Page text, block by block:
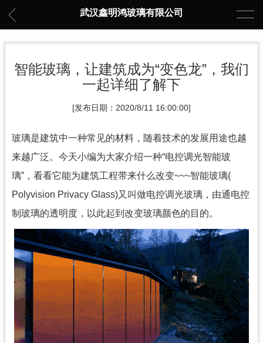
武汉鑫明鸿玻璃有限公司
智能玻璃，让建筑成为“变色龙”，我们
一起详细了解下
[发布日期：2020/8/11 16:00:00]
玻璃是建筑中一种常见的材料，随着技术的发展用途也越
来越广泛。今天小编为大家介绍一种“电控调光智能玻
璃”，看看它能为建筑工程带来什么改变~~~智能玻璃(
Polyvision Privacy Glass)又叫做电控调光玻璃，由通电控
制玻璃的透明度，以此起到改变玻璃颜色的目的。